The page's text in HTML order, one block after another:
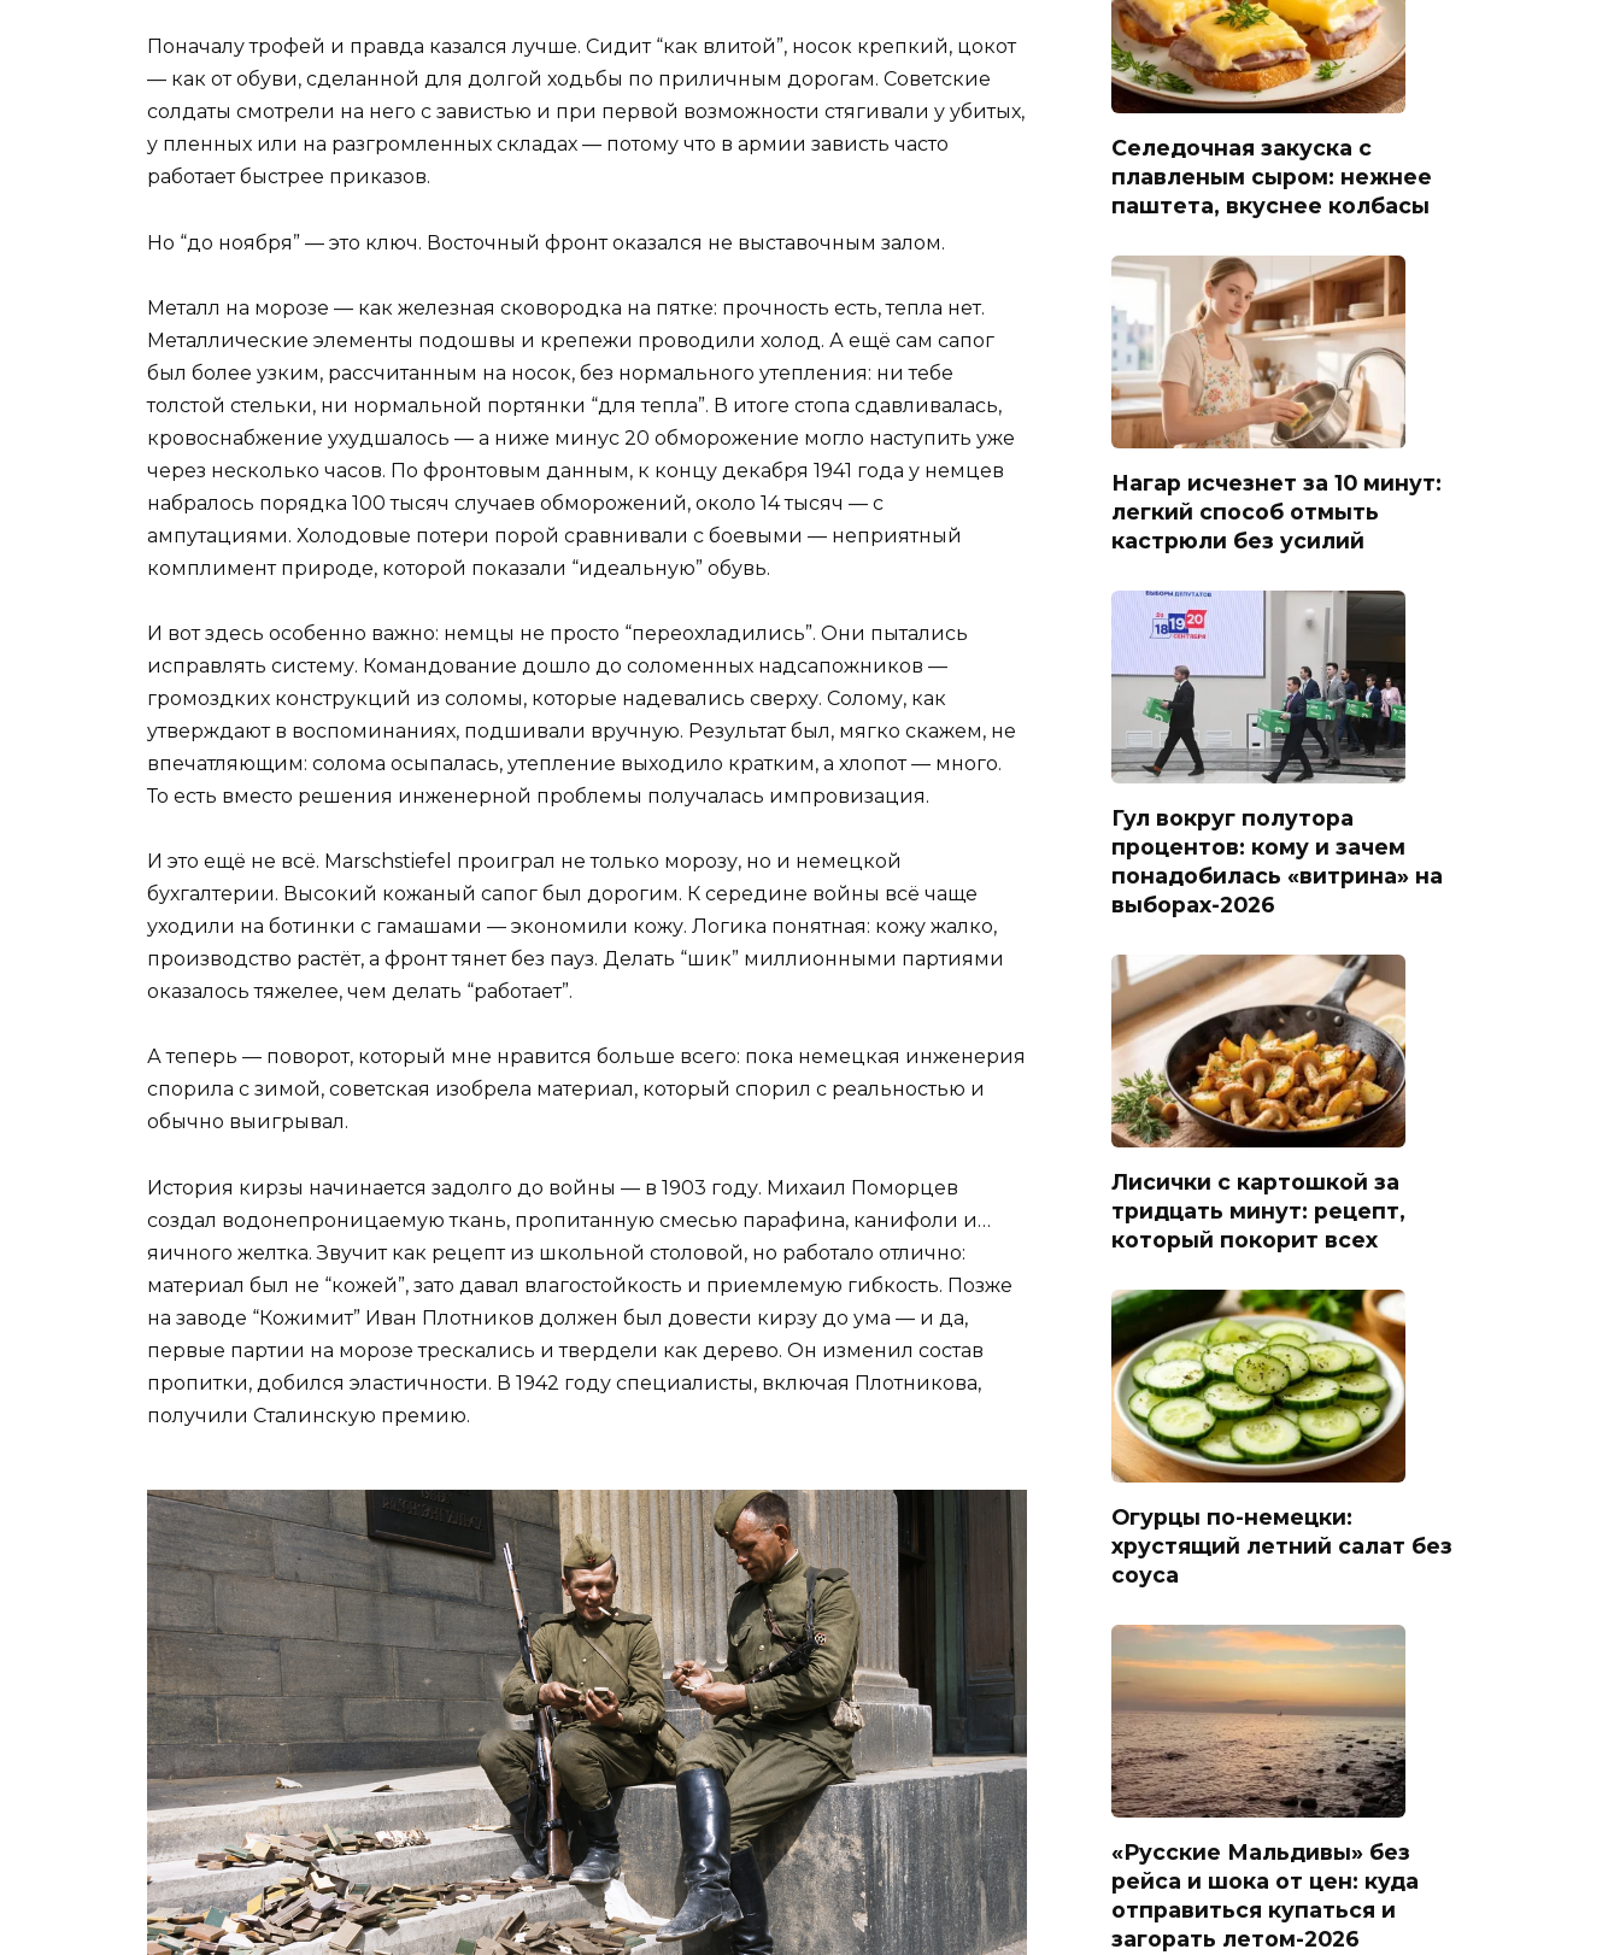
Поначалу трофей и правда казался лучше. Сидит “как влитой”, носок крепкий, цокот
— как от обуви, сделанной для долгой ходьбы по приличным дорогам. Советские
солдаты смотрели на него с завистью и при первой возможности стягивали у убитых,
у пленных или на разгромленных складах — потому что в армии зависть часто
работает быстрее приказов.
Но “до ноября” — это ключ. Восточный фронт оказался не выставочным залом.
Металл на морозе — как железная сковородка на пятке: прочность есть, тепла нет.
Металлические элементы подошвы и крепежи проводили холод. А ещё сам сапог
был более узким, рассчитанным на носок, без нормального утепления: ни тебе
толстой стельки, ни нормальной портянки “для тепла”. В итоге стопа сдавливалась,
кровоснабжение ухудшалось — а ниже минус 20 обморожение могло наступить уже
через несколько часов. По фронтовым данным, к концу декабря 1941 года у немцев
набралось порядка 100 тысяч случаев обморожений, около 14 тысяч — с
ампутациями. Холодовые потери порой сравнивали с боевыми — неприятный
комплимент природе, которой показали “идеальную” обувь.
И вот здесь особенно важно: немцы не просто “переохладились”. Они пытались
исправлять систему. Командование дошло до соломенных надсапожников —
громоздких конструкций из соломы, которые надевались сверху. Солому, как
утверждают в воспоминаниях, подшивали вручную. Результат был, мягко скажем, не
впечатляющим: солома осыпалась, утепление выходило кратким, а хлопот — много.
То есть вместо решения инженерной проблемы получалась импровизация.
И это ещё не всё. Marschstiefel проиграл не только морозу, но и немецкой
бухгалтерии. Высокий кожаный сапог был дорогим. К середине войны всё чаще
уходили на ботинки с гамашами — экономили кожу. Логика понятная: кожу жалко,
производство растёт, а фронт тянет без пауз. Делать “шик” миллионными партиями
оказалось тяжелее, чем делать “работает”.
А теперь — поворот, который мне нравится больше всего: пока немецкая инженерия
спорила с зимой, советская изобрела материал, который спорил с реальностью и
обычно выигрывал.
История кирзы начинается задолго до войны — в 1903 году. Михаил Поморцев
создал водонепроницаемую ткань, пропитанную смесью парафина, канифоли и…
яичного желтка. Звучит как рецепт из школьной столовой, но работало отлично:
материал был не “кожей”, зато давал влагостойкость и приемлемую гибкость. Позже
на заводе “Кожимит” Иван Плотников должен был довести кирзу до ума — и да,
первые партии на морозе трескались и твердели как дерево. Он изменил состав
пропитки, добился эластичности. В 1942 году специалисты, включая Плотникова,
получили Сталинскую премию.
Селедочная закуска с
плавленым сыром: нежнее
паштета, вкуснее колбасы
Нагар исчезнет за 10 минут:
легкий способ отмыть
кастрюли без усилий
Гул вокруг полутора
процентов: кому и зачем
понадобилась «витрина» на
выборах-2026
Лисички с картошкой за
тридцать минут: рецепт,
который покорит всех
Огурцы по-немецки:
хрустящий летний салат без
соуса
«Русские Мальдивы» без
рейса и шока от цен: куда
отправиться купаться и
загорать летом-2026